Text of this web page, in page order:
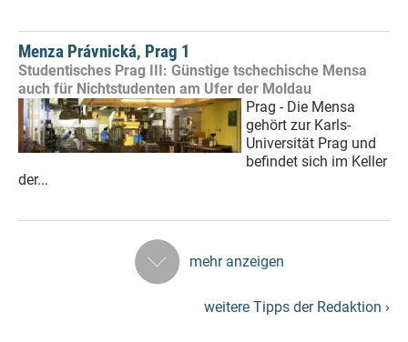
Menza Právnická, Prag 1
Studentisches Prag III: Günstige tschechische Mensa
auch für Nichtstudenten am Ufer der Moldau
Prag - Die Mensa
gehört zur Karls-
Universität Prag und
befindet sich im Keller
der...
mehr anzeigen
weitere Tipps der Redaktion ›